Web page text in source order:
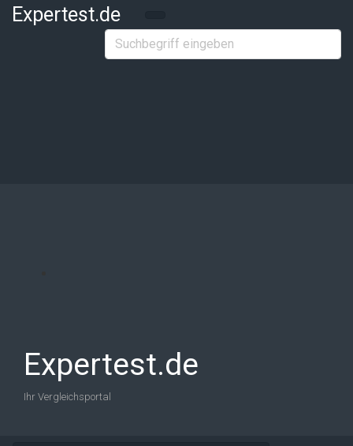
Zum Hauptinhalt springen
Expertest.de
Expertest.de
Ihr Vergleichsportal